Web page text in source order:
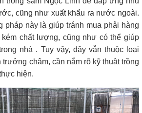
cũng như xuất khẩu ra nước ngoài.
pháp này là giúp tránh mua phải hàng
chất lượng, cũng như có thể giúp
nhà . Tuy vậy, đây vẫn thuộc loại
trưởng chậm, cần nắm rõ kỹ thuật trồng
hiện.